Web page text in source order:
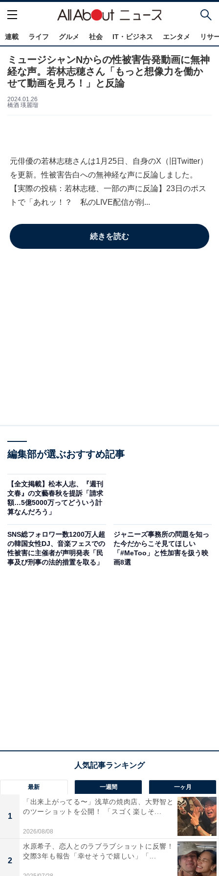
連載 ライフ グルメ 社会 IT・ビジネス エンタメ リサ
ミュージシャンNからの性被害告発動画に無神
経な声。若林志穂さん「もっと想像力を働か
せて動画を見ろ！」と反論
2024.01.26
橋酒 瑛麗瑠
元俳優の若林志穂さんは1月25日、自身のX（旧Twitter）
を更新。性被害告白への無神経な声に反論しました。
【実際の投稿：若林志穂、一部の声に反論】23日のポス
トで「あれッ！？ 私のLIVE配信が削...
続きを読む
編集部が選ぶおすすめ記事
【全文掲載】松本人志、『週刊
文春』の文藝春秋を提訴「請求
額…5億5000万ってどういう計
算なんだろう」
SNS総フォロワー数1200万人超
の韓国女性DJ、音楽フェスでの
性被害に主催者が声明発表「民
事及び刑事の法的措置を取る」
ジャニーズ事務所の問題を知っ
た今だからこそ見てほしい
「#MeToo」と性加害を扱う映
画8選
最新 一週間 一ヶ月
1
「出来上がってる〜」浅草の焼肉店、大野智と
のツーショットを公開！ 「スゴく楽しそ...
2026/08/08
2
水原希子、恋人とのラブラブショットに反響！
交際3年も報告「幸せそうで嬉しい」「...